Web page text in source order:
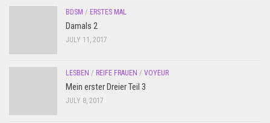
BDSM / ERSTES MAL
Damals 2
JULY 11, 2017
LESBEN / REIFE FRAUEN / VOYEUR
Mein erster Dreier Teil 3
JULY 8, 2017